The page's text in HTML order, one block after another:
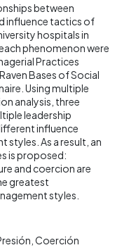
between
influence tactics of
hospitals in
phenomenon were
Practices
Bases of Social
Using multiple
analysis, three
leadership
influence
styles. As a result, an
is proposed:
and coercion are
greatest
styles.
Coerción